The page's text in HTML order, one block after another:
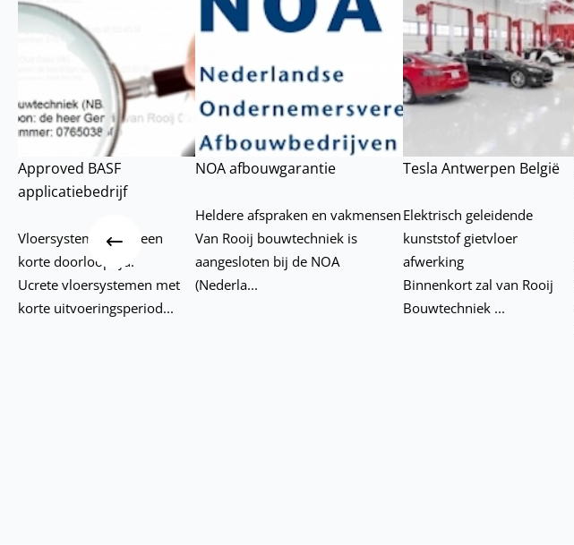
Approved BASF
applicatiebedrijf
Vloersystemen met een
korte doorlooptijd.
Ucrete vloersystemen met
korte uitvoeringsperiod...
NOA afbouwgarantie
Heldere afspraken en vakmensen
Van Rooij bouwtechniek is
aangesloten bij de NOA
(Nederla...
Tesla Antwerpen België
Elektrisch geleidende
kunststof gietvloer
afwerking
Binnenkort zal van Rooij
Bouwtechniek ...